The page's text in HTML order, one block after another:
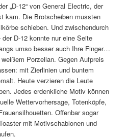
„D-12“ von General Electric, der
kam. Die Brotscheiben mussten
schieben. Und zwischendurch
D-12 konnte nur eine Seite
umso besser auch Ihre Finger…
Porzellan. Gegen Aufpreis
mit Zierlinien und buntem
Heute verzieren die Leute
Jedes erdenkliche Motiv können
Wettervorhersage, Totenköpfe,
Offenbar sogar
mit Motivschablonen und